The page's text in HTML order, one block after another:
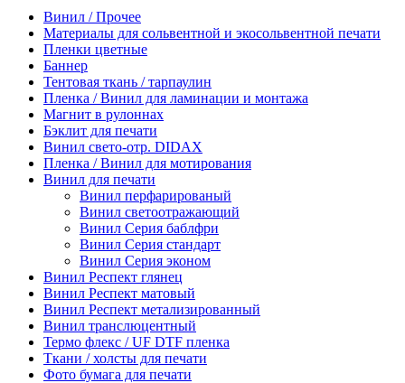
Винил / Прочее
Материалы для сольвентной и экосольвентной печати
Пленки цветные
Баннер
Тентовая ткань / тарпаулин
Пленка / Винил для ламинации и монтажа
Магнит в рулоннах
Бэклит для печати
Винил свето-отр. DIDAX
Пленка / Винил для мотирования
Винил для печати
Винил перфарированый
Винил светоотражающий
Винил Серия баблфри
Винил Серия стандарт
Винил Серия эконом
Винил Респект глянец
Винил Респект матовый
Винил Респект метализированный
Винил транслюцентный
Термо флекс / UF DTF пленка
Ткани / холсты для печати
Фото бумага для печати